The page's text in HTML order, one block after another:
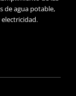
de agua potable,